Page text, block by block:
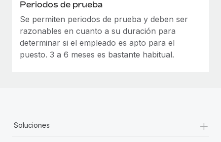
Periodos de prueba
Se permiten periodos de prueba y deben ser
razonables en cuanto a su duración para
determinar si el empleado es apto para el
puesto. 3 a 6 meses es bastante habitual.
Soluciones +